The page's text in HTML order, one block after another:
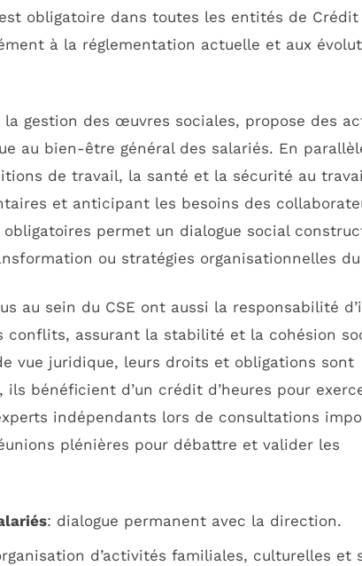
obligatoire dans toutes les entités de Crédit
à la réglementation actuelle et aux
la gestion des œuvres sociales, propose des
au bien-être général des salariés. En
de travail, la santé et la sécurité au
et anticipant les besoins des
permet un dialogue social
ou stratégies organisationnelles du
au sein du CSE ont aussi la responsabilité
conflits, assurant la stabilité et la cohésion
vue juridique, leurs droits et obligations sont
bénéficient d’un crédit d’heures pour
indépendants lors de consultations
plénières pour débattre et valider les
: dialogue permanent avec la direction.
d’activités familiales, culturelles et